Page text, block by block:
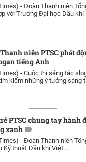
- Đoàn Thanh niên
với Trường Đại học Dầu khí
niên PTSC phát
tiếng Anh
- Cuộc thi sáng tác
kiếm những ý tưởng sáng
PTSC chung tay hành
xanh
- Đoàn Thanh niên
Kỹ thuật Dầu khí Việt ...